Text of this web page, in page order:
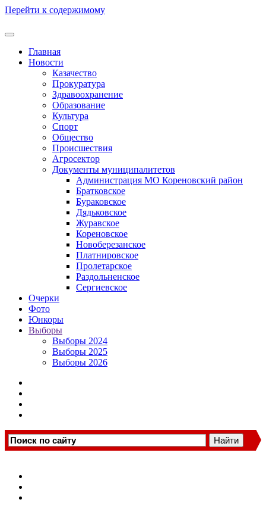
Перейти к содержимому
Главная
Новости
Казачество
Прокуратура
Здравоохранение
Образование
Культура
Спорт
Общество
Происшествия
Агросектор
Документы муниципалитетов
Администрация МО Кореновский район
Братковское
Бураковское
Дядьковское
Журавское
Кореновское
Новоберезанское
Платнировское
Пролетарское
Раздольненское
Сергиевское
Очерки
Фото
Юнкоры
Выборы
Выборы 2024
Выборы 2025
Выборы 2026